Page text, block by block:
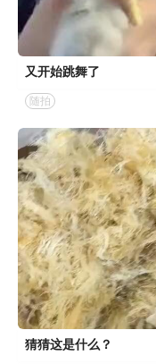
又开始跳舞了
随拍
猜猜这是什么？